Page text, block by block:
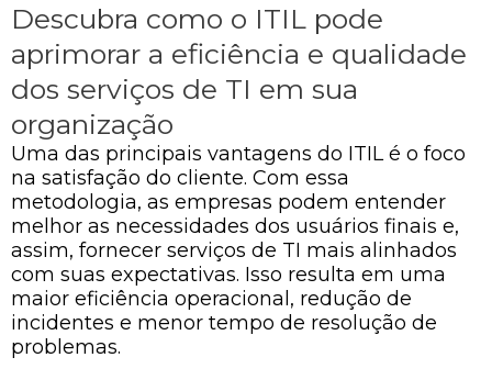
Descubra como o ITIL pode
aprimorar a eficiência e qualidade
dos serviços de TI em sua
organização
Uma das principais vantagens do ITIL é o foco
na satisfação do cliente. Com essa
metodologia, as empresas podem entender
melhor as necessidades dos usuários finais e,
assim, fornecer serviços de TI mais alinhados
com suas expectativas. Isso resulta em uma
maior eficiência operacional, redução de
incidentes e menor tempo de resolução de
problemas.